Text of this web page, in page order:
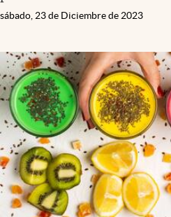
sábado, 23 de Diciembre de 2023